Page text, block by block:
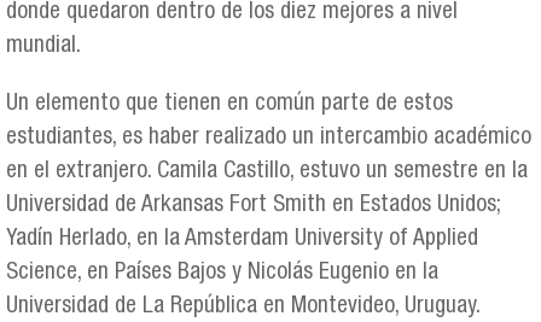
donde quedaron dentro de los diez mejores a nivel
mundial.
Un elemento que tienen en común parte de estos
estudiantes, es haber realizado un intercambio académico
en el extranjero. Camila Castillo, estuvo un semestre en la
Universidad de Arkansas Fort Smith en Estados Unidos;
Yadín Herlado, en la Amsterdam University of Applied
Science, en Países Bajos y Nicolás Eugenio en la
Universidad de La República en Montevideo, Uruguay.